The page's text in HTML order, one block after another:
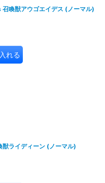
喚獣アウゴエイデス (ノーマル)
れる
ライディーン (ノーマル)